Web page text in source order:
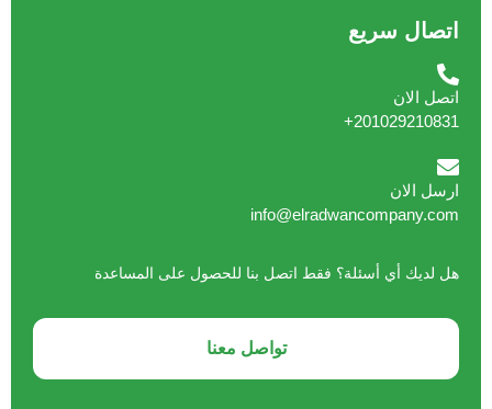
اتصال سريع
اتصل الان
201029210831+
ارسل الان
info@elradwancompany.com
هل لديك أي أسئلة؟ فقط اتصل بنا للحصول على المساعدة
تواصل معنا